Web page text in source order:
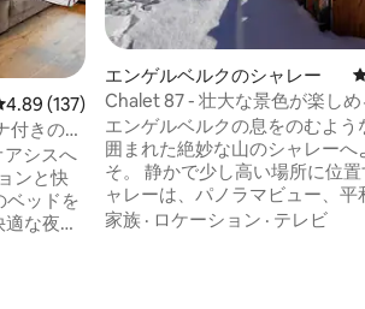
ビュー137件、5つ星中4.89つ星の平均評価
4.89 (137)
付きの巨
アシスへ
ンと快
ベッドを
な夜を
マラヤ
エンゲルベルクのシャレー
Chalet 87 - 壮大な景色が楽し
ャレー
エンゲルベルクの息をのむよう
囲まれた絶妙な山のシャレーへ
そ。 静かで少し高い場所に位
ャレーは、パノラマビュー、平
イバシーを提供します。 最近
家族 · ロケーション · テレビ